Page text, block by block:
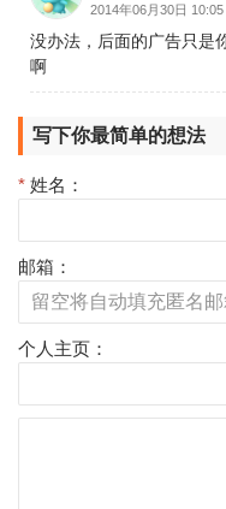
2014年06月30日 10:05
没办法，后面的广告只是
啊
写下你最简单的想法
* 姓名：
邮箱：
个人主页：